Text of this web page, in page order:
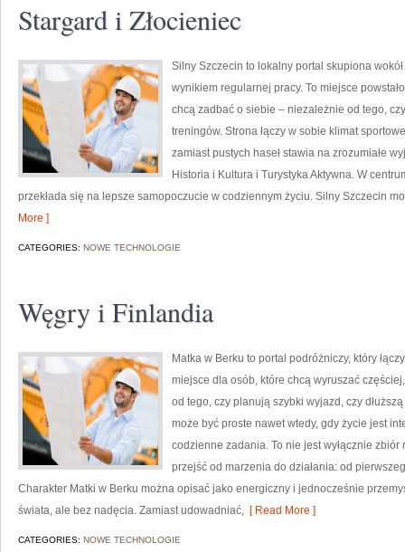
Stargard i Złocieniec
Silny Szczecin to lokalny portal skupiona
wynikiem regularnej pracy. To miejsce
chcą zadbać o siebie – niezależnie od tego,
treningów. Strona łączy w sobie klimat
zamiast pustych haseł stawia na zrozumiałe
Historia i Kultura i Turystyka Aktywna. W
przekłada się na lepsze samopoczucie w codziennym życiu. Silny Szczecin
More ]
CATEGORIES: NOWE TECHNOLOGIE
Węgry i Finlandia
Matka w Berku to portal podróżniczy, który
miejsce dla osób, które chcą wyruszać
od tego, czy planują szybki wyjazd, czy
może być proste nawet wtedy, gdy życie jest
codzienne zadania. To nie jest wyłącznie
przejść od marzenia do działania: od
Charakter Matki w Berku można opisać jako energiczny i jednocześnie
świata, ale bez nadęcia. Zamiast udowadniać, [ Read More ]
CATEGORIES: NOWE TECHNOLOGIE